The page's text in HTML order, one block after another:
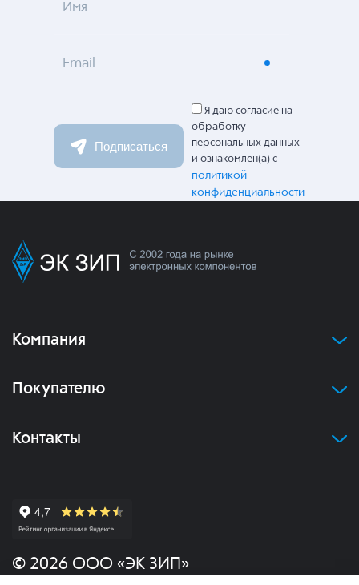
Имя
Email
Подписаться
Я даю согласие на
обработку
персональных данных
и ознакомлен(а) с
политикой
конфиденциальности
Компания
Покупателю
Контакты
© 2026 ООО «ЭК ЗИП»